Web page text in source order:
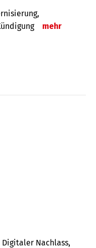
mehr
Nach­lass,